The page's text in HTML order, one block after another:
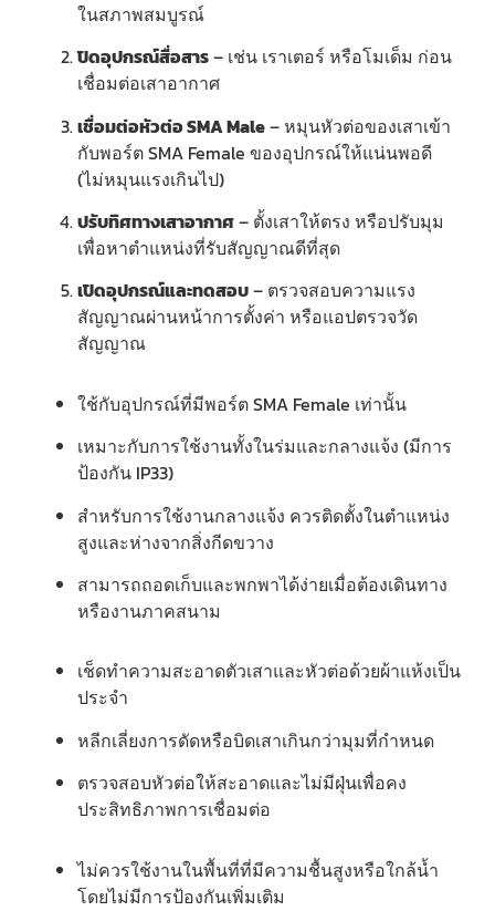
ในสภาพสมบูรณ์
ปิดอุปกรณ์สื่อสาร– เช่น เราเตอร์ หรือโมเด็ม ก่อน
เชื่อมต่อเสาอากาศ
เชื่อมต่อหัวต่อ SMA Male– หมุนหัวต่อของเสาเข้า
กับพอร์ต SMA Female ของอุปกรณ์ให้แน่นพอดี
(ไม่หมุนแรงเกินไป)
ปรับทิศทางเสาอากาศ– ตั้งเสาให้ตรง หรือปรับมุม
เพื่อหาตำแหน่งที่รับสัญญาณดีที่สุด
เปิดอุปกรณ์และทดสอบ– ตรวจสอบความแรง
สัญญาณผ่านหน้าการตั้งค่า หรือแอปตรวจวัด
สัญญาณ
ใช้กับอุปกรณ์ที่มีพอร์ต SMA Female เท่านั้น
เหมาะกับการใช้งานทั้งในร่มและกลางแจ้ง (มีการ
ป้องกัน IP33)
สำหรับการใช้งานกลางแจ้ง ควรติดตั้งในตำแหน่ง
สูงและห่างจากสิ่งกีดขวาง
สามารถถอดเก็บและพกพาได้ง่ายเมื่อต้องเดินทาง
หรืองานภาคสนาม
เช็ดทำความสะอาดตัวเสาและหัวต่อด้วยผ้าแห้งเป็น
ประจำ
หลีกเลี่ยงการดัดหรือบิดเสาเกินกว่ามุมที่กำหนด
ตรวจสอบหัวต่อให้สะอาดและไม่มีฝุ่นเพื่อคง
ประสิทธิภาพการเชื่อมต่อ
ไม่ควรใช้งานในพื้นที่ที่มีความชื้นสูงหรือใกล้น้ำ
โดยไม่มีการป้องกันเพิ่มเติม